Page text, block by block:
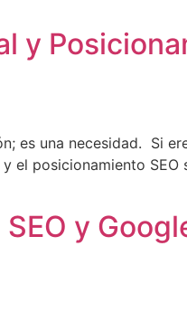
y
es una necesidad. Si
posicionamiento
y